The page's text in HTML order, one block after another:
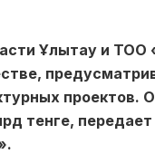
Ұлытау и
проектов.
тенге,